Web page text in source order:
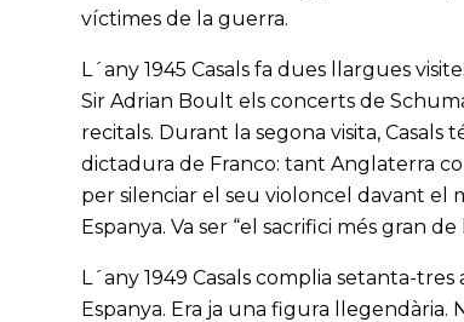
víctimes de la guerra.
L´any 1945 Casals fa dues llargues
Sir Adrian Boult els concerts de
recitals. Durant la segona visita, Casals
dictadura de Franco: tant Anglaterra
per silenciar el seu violoncel davant el
Espanya. Va ser “el sacrifici més gran de
L´any 1949 Casals complia setanta-
Espanya. Era ja una figura